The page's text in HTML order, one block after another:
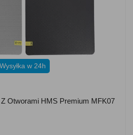
Wysyłka w 24h
Otworami HMS Premium MFK07